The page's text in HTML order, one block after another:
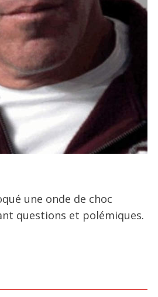
une onde de choc
questions et polémiques.